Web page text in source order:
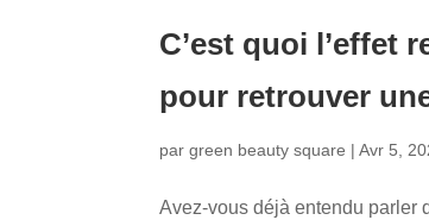
C’est quoi l’effet
pour retrouver
pargreen beauty square |Avr 5,
Avez-vous déjà entendu parler